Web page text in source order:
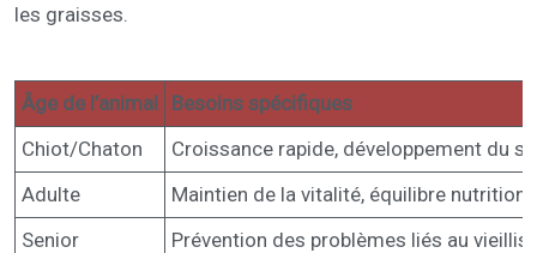
les graisses.
Âge de l’animal
Besoins spécifiques
Chiot/Chaton
Croissance rapide, développement du
Adulte
Maintien de la vitalité, équilibre
Senior
Prévention des problèmes liés au